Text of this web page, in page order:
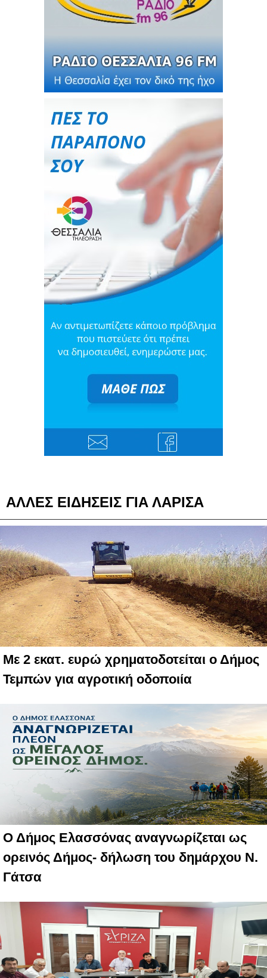
ΑΛΛΕΣ ΕΙΔΗΣΕΙΣ ΓΙΑ ΛΑΡΙΣΑ
Με 2 εκατ. ευρώ χρηματοδοτείται ο Δήμος
Τεμπών για αγροτική οδοποιία
Ο Δήμος Ελασσόνας αναγνωρίζεται ως
ορεινός Δήμος- δήλωση του δημάρχου Ν.
Γάτσα